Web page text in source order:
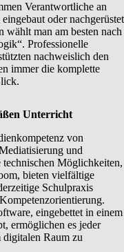
Verantwortliche an
oder nachgerüstet
man am besten nach
Professionelle
nachweislich den
immer die komplette
Unterricht
von
und
Möglichkeiten,
bieten vielfältige
Schulpraxis
eingebettet in einem
ermöglichen es jeder
digitalen Raum zu